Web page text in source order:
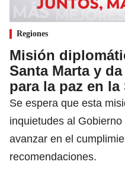
Regiones
Misión
Santa Marta y
para la paz en la
Se espera que esta
inquietudes al
avanzar en el
recomendaciones.